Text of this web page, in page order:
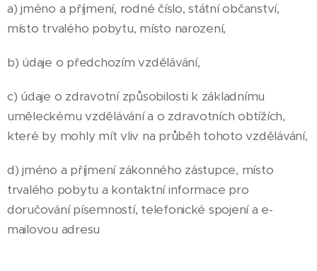
a) jméno a příjmení, rodné číslo, státní občanství,
místo trvalého pobytu, místo narození,
b) údaje o předchozím vzdělávání,
c) údaje o zdravotní způsobilosti k základnímu
uměleckému vzdělávání a o zdravotních obtížích,
které by mohly mít vliv na průběh tohoto vzdělávání,
d) jméno a příjmení zákonného zástupce, místo
trvalého pobytu a kontaktní informace pro
doručování písemností, telefonické spojení a e-
mailovou adresu